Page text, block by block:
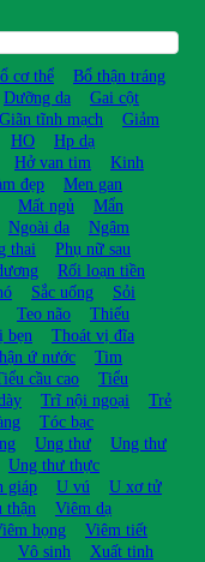
cơ thể
Bổ thận tráng
Dưỡng da
Gai cột
Giãn tĩnh mạch
Giảm
HO
Hp dạ
Hở van tim
Kinh
đẹp
Men gan
Mất ngủ
Mẩn
Ngoài da
Ngâm
thai
Phụ nữ sau
Rối loạn tiền
Sắc uống
Sỏi
Teo não
Thiếu
bẹn
Thoát vị đĩa
ứ nước
Tim
cầu cao
Tiểu
Trĩ nội ngoại
Trẻ
Tóc bạc
Ung thư
Ung thư
Ung thư thực
giáp U vú
U xơ tử
thận
Viêm dạ
họng
Viêm tiết
Vô sinh
Xuất tinh